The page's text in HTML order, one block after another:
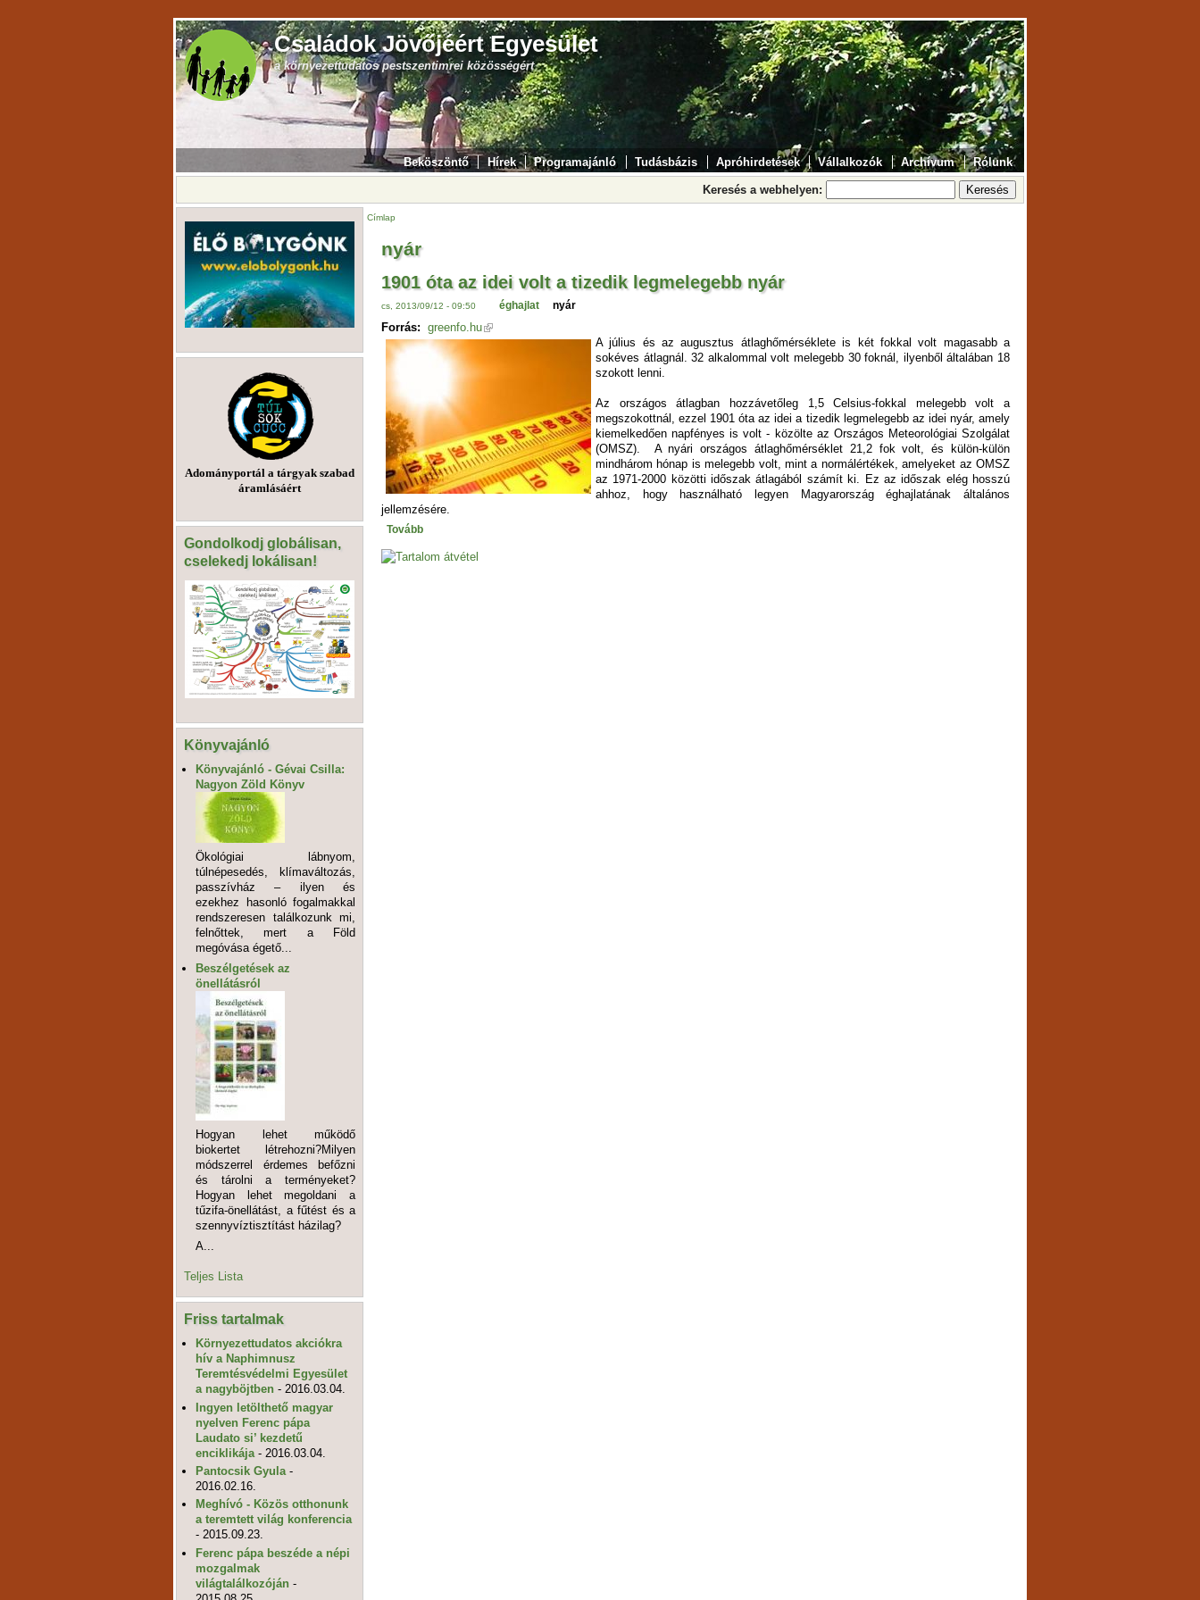
Családok Jövőjéért Egyesület
a környezettudatos pestszentimrei közösségért
Beköszöntő Hírek Programajánló Tudásbázis Apróhirdetések Vállalkozók Archívum Rólunk
Keresés a webhelyen:
Adományportál a tárgyak szabad
áramlásáért
Gondolkodj globálisan,
cselekedj lokálisan!
Könyvajánló
Könyvajánló - Gévai Csilla:
Nagyon Zöld Könyv
Ökológiai lábnyom,
túlnépesedés, klímaváltozás,
passzívház – ilyen és
ezekhez hasonló fogalmakkal
rendszeresen találkozunk mi,
felnőttek, mert a Föld
megóvása égető...
Beszélgetések az
önellátásról
Hogyan lehet működő
biokertet létrehozni?Milyen
módszerrel érdemes befőzni
és tárolni a terményeket?
Hogyan lehet megoldani a
tűzifa-önellátást, a fűtést és a
szennyvíztisztítást házilag?
A...
Teljes Lista
Friss tartalmak
Környezettudatos akciókra
hív a Naphimnusz
Teremtésvédelmi Egyesület
a nagyböjtben - 2016.03.04.
Ingyen letölthető magyar
nyelven Ferenc pápa
Laudato si’ kezdetű
enciklikája - 2016.03.04.
Pantocsik Gyula -
2016.02.16.
Meghívó - Közös otthonunk
a teremtett világ konferencia
- 2015.09.23.
Ferenc pápa beszéde a népi
mozgalmak
világtalálkozóján -
Címlap
nyár
1901 óta az idei volt a tizedik legmelegebb nyár
cs, 2013/09/12 - 09:50 éghajlat nyár
Forrás: greenfo.hu
A július és az augusztus átlaghőmérséklete is két fokkal volt magasabb a
sokéves átlagnál. 32 alkalommal volt melegebb 30 foknál, ilyenből általában 18
szokott lenni.
Az országos átlagban hozzávetőleg 1,5 Celsius-fokkal melegebb volt a
megszokottnál, ezzel 1901 óta az idei a tizedik legmelegebb az idei nyár, amely
kiemelkedően napfényes is volt - közölte az Országos Meteorológiai Szolgálat
(OMSZ). A nyári országos átlaghőmérséklet 21,2 fok volt, és külön-külön
mindhárom hónap is melegebb volt, mint a normálértékek, amelyeket az OMSZ
az 1971-2000 közötti időszak átlagából számít ki. Ez az időszak elég hosszú
ahhoz, hogy használható legyen Magyarország éghajlatának általános
jellemzésére.
Tovább